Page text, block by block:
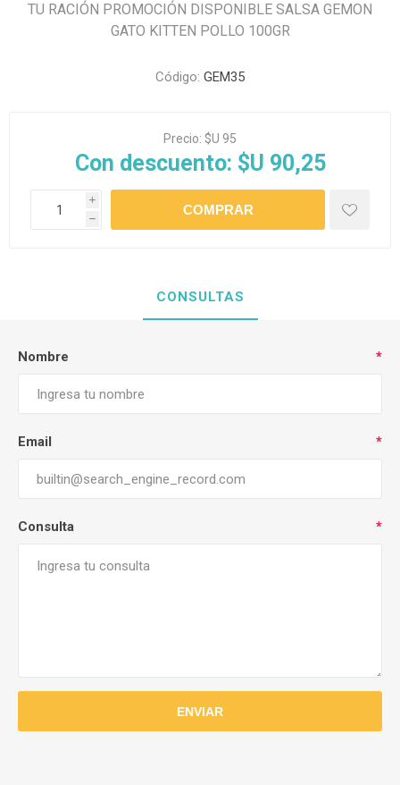
TU RACIÓN PROMOCIÓN DISPONIBLE SALSA GEMON
GATO KITTEN POLLO 100GR
Código: GEM35
Precio: $U 95
Con descuento: $U 90,25
i
h
CONSULTAS
Nombre *
Email *
Consulta *